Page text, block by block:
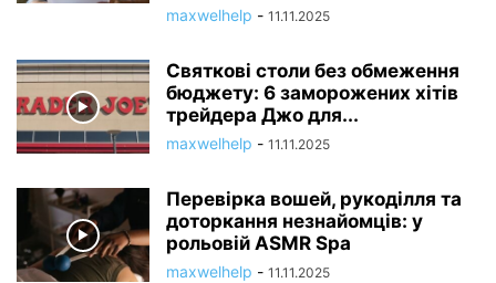
maxwelhelp - 11.11.2025
Святкові столи без обмеження
бюджету: 6 заморожених хітів
трейдера Джо для...
maxwelhelp - 11.11.2025
Перевірка вошей, рукоділля та
доторкання незнайомців: у
рольовій ASMR Spa
maxwelhelp - 11.11.2025